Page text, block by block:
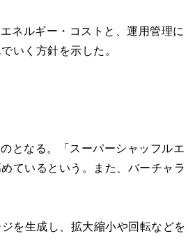
ネルギー・コストと、運用管理に
いく方針を示した。
となる。「スーパーシャッフルエ
ているという。また、バーチャラ
を生成し、拡大縮小や回転などを